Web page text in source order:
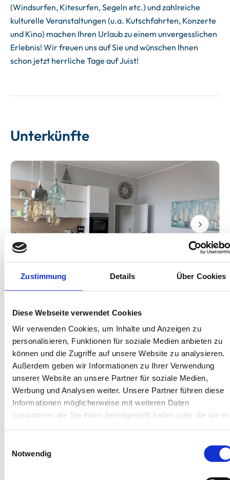
Zustimmung Details Über Cookies
Diese Webseite verwendet Cookies
Wir verwenden Cookies, um Inhalte und Anzeigen zu
personalisieren, Funktionen für soziale Medien anbieten zu
können und die Zugriffe auf unsere Website zu analysieren.
Außerdem geben wir Informationen zu Ihrer Verwendung
unserer Website an unsere Partner für soziale Medien,
Werbung und Analysen weiter. Unsere Partner führen diese
Informationen möglicherweise mit weiteren Daten
zusammen, die Sie ihnen bereitgestellt haben oder die sie im
Notwendig
(Windsurfen, Kitesurfen, Segeln etc.) und zahlreiche
kulturelle Veranstaltungen (u.a. Kutschfahrten, Konzerte
und Kino) machen Ihren Urlaub zu einem unvergesslichen
Erlebnis! Wir freuen uns auf Sie und wünschen Ihnen
schon jetzt herrliche Tage auf Juist!
Unterkünfte
Next
Haus Carl Stegmann
Ferienwohnung "Lüttje Loft"
2 Gäste
1 Studio
36 m²
Balkon
Meerblick
Waschmaschine
Herausragend